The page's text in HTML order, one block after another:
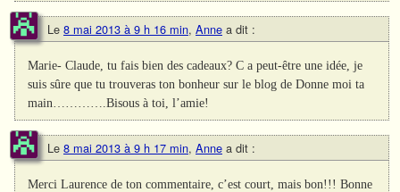
Le 8 mai 2013 à 9 h 16 min, Anne a dit :
Marie- Claude, tu fais bien des cadeaux? C a peut-être une idée, je
suis sûre que tu trouveras ton bonheur sur le blog de Donne moi ta
main………….Bisous à toi, l’amie!
Le 8 mai 2013 à 9 h 17 min, Anne a dit :
Merci Laurence de ton commentaire, c’est court, mais bon!!! Bonne